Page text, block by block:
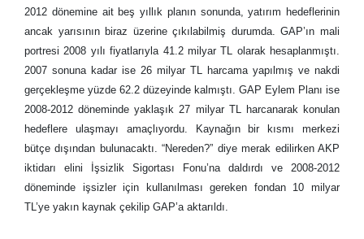
2012 dönemine ait beş yıllık planın sonunda, yatırım hedeflerinin
ancak yarısının biraz üzerine çıkılabilmiş durumda. GAP’ın mali
portresi 2008 yılı fiyatlarıyla 41.2 milyar TL olarak hesaplanmıştı.
2007 sonuna kadar ise 26 milyar TL harcama yapılmış ve nakdi
gerçekleşme yüzde 62.2 düzeyinde kalmıştı. GAP Eylem Planı ise
2008-2012 döneminde yaklaşık 27 milyar TL harcanarak konulan
hedeflere ulaşmayı amaçlıyordu. Kaynağın bir kısmı merkezi
bütçe dışından bulunacaktı. “Nereden?” diye merak edilirken AKP
iktidarı elini İşsizlik Sigortası Fonu’na daldırdı ve 2008-2012
döneminde işsizler için kullanılması gereken fondan 10 milyar
TL’ye yakın kaynak çekilip GAP’a aktarıldı.